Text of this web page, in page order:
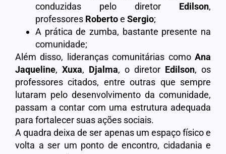
conduzidas pelo diretor Edilson,
professores Robertoe Sergio;
A prática de zumba, bastante presente na
comunidade;
Além disso, lideranças comunitárias como Ana
Jaqueline, Xuxa, Djalma, o diretor Edilson, os
professores citados, entre outras que sempre
lutaram pelo desenvolvimento da comunidade,
passam a contar com uma estrutura adequada
para fortalecer suas ações sociais.
A quadra deixa de ser apenas um espaço físico e
volta a ser um ponto de encontro, cidadania e